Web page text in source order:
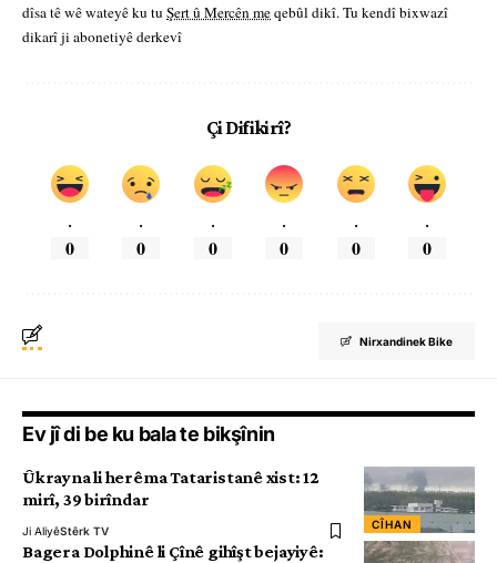
dîsa tê wê wateyê ku tu Şert û Mercên meqebûl dikî. Tu kendî bixwazî
dikarî ji abonetiyê derkevî
Çi Difikirî?
.
0
.
0
.
0
.
0
.
0
.
0
Nirxandinek Bike
Ev jî di be ku bala te bikşînin
CÎHAN
Ûkrayna li herêma Tataristanê xist: 12
mirî, 39 birîndar
Ji AliyêStêrk TV
Bagera Dolphinê li Çînê gihîşt bejayiyê: